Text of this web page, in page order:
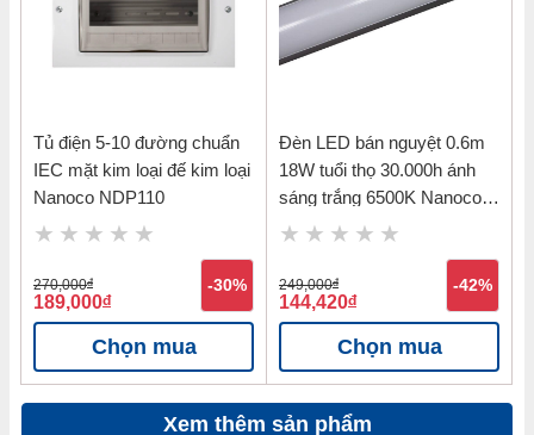
Tủ điện 5-10 đường chuẩn
IEC mặt kim loại đế kim loại
Nanoco NDP110
270,000đ
189,000đ
-30%
Chọn mua
Đèn LED bán nguyệt 0.6m
18W tuổi thọ 30.000h ánh
sáng trắng 6500K Nanoco
NSH186
249,000đ
144,420đ
-42%
Chọn mua
Xem thêm sản phẩm